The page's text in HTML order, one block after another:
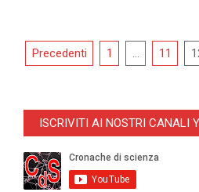
Navigazione
Precedenti 1 … 11
ISCRIVITI AI NOSTRI CANALI